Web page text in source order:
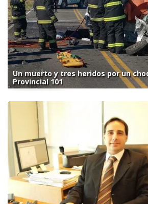
Un muerto y tres heridos por un
Provincial 101